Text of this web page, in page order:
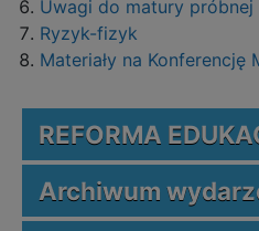
Uwagi do matury
Ryzyk-fizyk
Materiały na Konferencję
REFORMA
Archiwum